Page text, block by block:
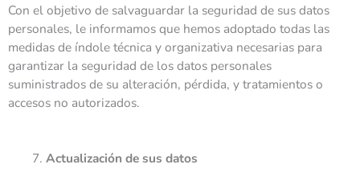
Con el objetivo de salvaguardar la seguridad de sus datos
personales, le informamos que hemos adoptado todas las
medidas de índole técnica y organizativa necesarias para
garantizar la seguridad de los datos personales
suministrados de su alteración, pérdida, y tratamientos o
accesos no autorizados.
Actualización de sus datos